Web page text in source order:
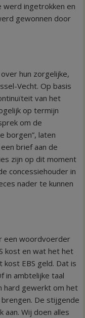
werd ingetrokken en
gewonnen door
hun zorgelijke,
Vecht. Op basis
van het
op termijn
om de
borgen”, laten
brief aan de
zijn op dit moment
concessiehouder in
nader te kunnen
een woordvoerder
kost en wat het het
EBS geld. Dat is
in ambtelijke taal
hard gewerkt om het
De stijgende
Wij doen alles